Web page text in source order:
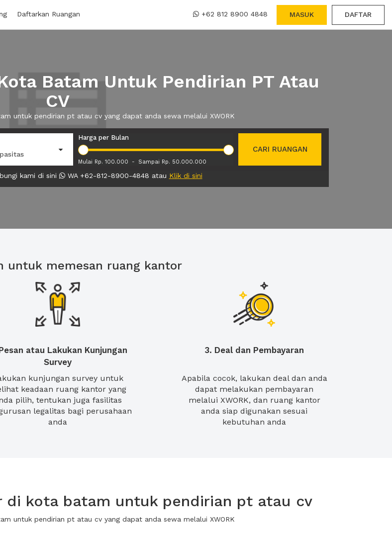
Daftarkan Ruangan +62 812 8900 4848 MASUK DAFTAR
Batam Untuk Pendirian PT Atau
CV
untuk pendirian pt atau cv yang dapat anda sewa melalui XWORK
Harga per Bulan
Mulai Rp. 100.000 - Sampai Rp. 50.000.000
CARI RUANGAN
kami di sini WA +62-812-8900-4848 atau Klik di sini
untuk memesan ruang kantor
atau Lakukan Kunjungan
Survey
kunjungan survey untuk
keadaan ruang kantor yang
pilih, tentukan juga fasilitas
legalitas bagi perusahaan
anda
3. Deal dan Pembayaran
Apabila cocok, lakukan deal dan anda
dapat melakukan pembayaran
melalui XWORK, dan ruang kantor
anda siap digunakan sesuai
kebutuhan anda
di kota batam untuk pendirian pt atau cv
untuk pendirian pt atau cv yang dapat anda sewa melalui XWORK